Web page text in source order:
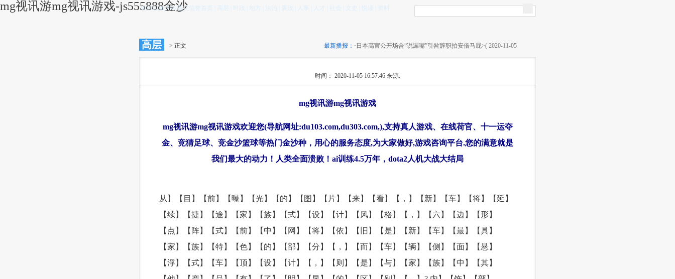
mg视讯游mg视讯游戏-js555888金沙
金沙以诚为本赢在信誉首页 高层 时政 地方 法治 廉政 人事 人才 社会 文史 悦读 资料
高层 > 正文 最新播报： · 日本高官公开场合“说漏嘴”引咎辞职拍安倍马屁>( 2020-11-05
时间： 2020-11-05 16:57:46 来源:
mg视讯游mg视讯游戏
mg视讯游mg视讯游戏欢迎您(导航网址:du103.com,du303.com,),支持真人游戏、在线荷官、十一运夺
金、竞猜足球、竞金沙篮球等热门金沙种，用心的服务态度,为大家做好,游戏咨询平台.您的满意就是
我们最大的动力！人类全面溃败！ai训练4.5万年，dota2人机大战大结局
从】【目】【前】【曝】【光】【的】【图】【片】【来】【看】【，】【新】【车】【将】【延】
【续】【捷】【途】【家】【族】【式】【设】【计】【风】【格】【，】【六】【边】【形】
【点】【阵】【式】【前】【中】【网】【将】【依】【旧】【是】【新】【车】【最】【具】
【家】【族】【特】【色】【的】【部】【分】【，】【而】【车】【辆】【侧】【面】【悬】
【浮】【式】【车】【顶】【设】【计】【，】【则】【是】【与】【家】【族】【中】【其】